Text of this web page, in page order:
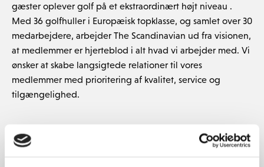
gæster oplever golf på et ekstraordinært højt niveau .
Med 36 golfhuller i Europæisk topklasse, og samlet over 30
medarbejdere, arbejder The Scandinavian ud fra visionen,
at medlemmer er hjerteblod i alt hvad vi arbejder med. Vi
ønsker at skabe langsigtede relationer til vores
medlemmer med prioritering af kvalitet, service og
tilgængelighed.
STILLINGEN